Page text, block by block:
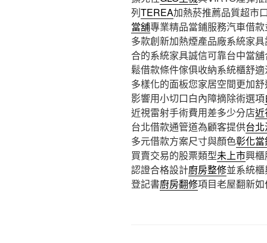
列TEREA加熱菸推薦品質超市
當舖專業精品當鋪服務汽車借
多款創新加熱煙產品廠系統家
合的系統家具誠信可靠台中當
鬆借款條件傢俱收納系統櫃舒
多樣化的面板您家居空間更加
影響用小切口白內障摘除術選項
近視雷射手術費用差多少分店近
台北借款通管道為顧客提供台
多元借款方案尺寸與顏色彰化當
買賣交易的股票類型未上市興
認證合格設計廚房整修並系統
登記書廚房翻修項目老屋翻新